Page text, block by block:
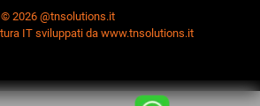
© 2026 @tnsolutions.it
IT sviluppati da www.tnsolutions.it